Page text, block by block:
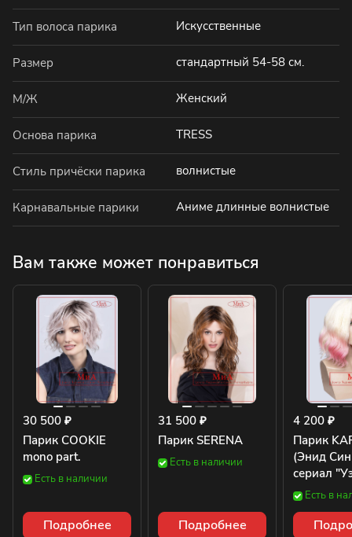
Тип волоса парика Искусственные
Размер стандартный 54-58 см.
М/Ж Женский
Основа парика TRESS
Стиль причёски парика волнистые
Карнавальные парики Аниме длинные волнистые
Вам также может понравиться
30 500 ₽
Парик COOKIE
mono part.
Есть в наличии
Подробнее
31 500 ₽
Парик SERENA
Есть в наличии
Подробнее
4 200 ₽
Парик
(Энид
сериал
Есть в